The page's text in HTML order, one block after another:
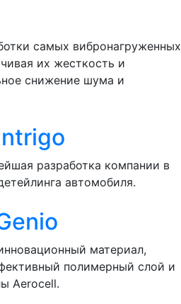
самых вибронагруженных
их жесткость и
снижение шума и
разработка компании в
автомобиля.
материал,
полимерный слой и
Aerocell.